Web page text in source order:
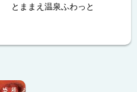
とままえ温泉ふわっと